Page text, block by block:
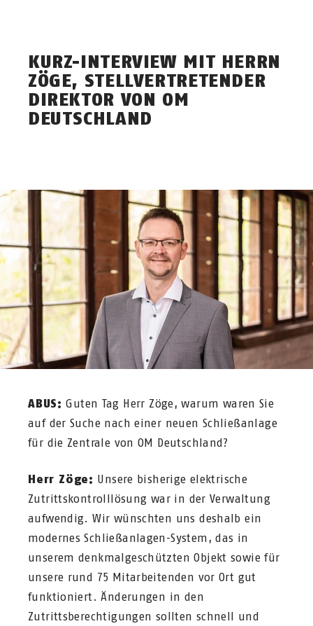
KURZ-INTERVIEW MIT HERRN
ZÖGE, STELLVERTRETENDER
DIREKTOR VON OM
DEUTSCHLAND
ABUS: Guten Tag Herr Zöge, warum waren Sie
auf der Suche nach einer neuen Schließanlage
für die Zentrale von OM Deutschland?
Herr Zöge: Unsere bisherige elektrische
Zutrittskontrolllösung war in der Verwaltung
aufwendig. Wir wünschten uns deshalb ein
modernes Schließanlagen-System, das in
unserem denkmalgeschützten Objekt sowie für
unsere rund 75 Mitarbeitenden vor Ort gut
funktioniert. Änderungen in den
Zutrittsberechtigungen sollten schnell und